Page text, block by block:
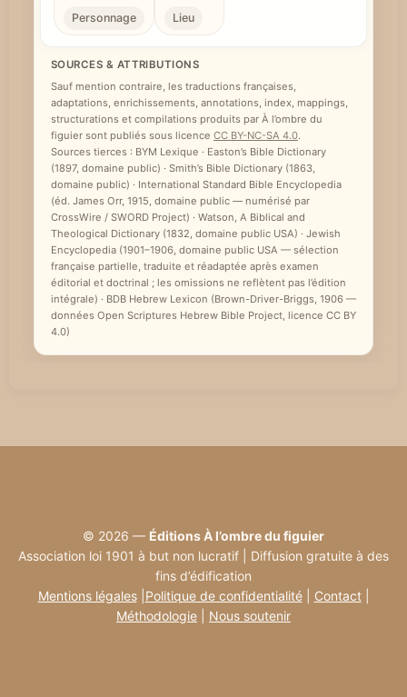
Personnage Lieu
SOURCES & ATTRIBUTIONS
Sauf mention contraire, les traductions françaises,
adaptations, enrichissements, annotations, index, mappings,
structurations et compilations produits par À l’ombre du
figuier sont publiés sous licence CC BY-NC-SA 4.0.
Sources tierces : BYM Lexique · Easton’s Bible Dictionary
(1897, domaine public) · Smith’s Bible Dictionary (1863,
domaine public) · International Standard Bible Encyclopedia
(éd. James Orr, 1915, domaine public — numérisé par
CrossWire / SWORD Project) · Watson, A Biblical and
Theological Dictionary (1832, domaine public USA) · Jewish
Encyclopedia (1901–1906, domaine public USA — sélection
française partielle, traduite et réadaptée après examen
éditorial et doctrinal ; les omissions ne reflètent pas l’édition
intégrale) · BDB Hebrew Lexicon (Brown-Driver-Briggs, 1906 —
données Open Scriptures Hebrew Bible Project, licence CC BY
4.0)
© 2026 — Éditions À l’ombre du figuier
Association loi 1901 à but non lucratif | Diffusion gratuite à des
fins d’édification
Mentions légales| Politique de confidentialité| Contact|
Méthodologie
Nous soutenir